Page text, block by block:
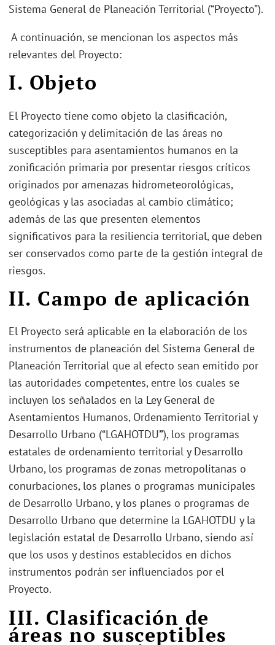
Sistema General de Planeación Territorial (“Proyecto”).
A continuación, se mencionan los aspectos más
relevantes del Proyecto:
I. Objeto
El Proyecto tiene como objeto la clasificación,
categorización y delimitación de las áreas no
susceptibles para asentamientos humanos en la
zonificación primaria por presentar riesgos críticos
originados por amenazas hidrometeorológicas,
geológicas y las asociadas al cambio climático;
además de las que presenten elementos
significativos para la resiliencia territorial, que deben
ser conservados como parte de la gestión integral de
riesgos.
II. Campo de aplicación
El Proyecto será aplicable en la elaboración de los
instrumentos de planeación del Sistema General de
Planeación Territorial que al efecto sean emitido por
las autoridades competentes, entre los cuales se
incluyen los señalados en la Ley General de
Asentamientos Humanos, Ordenamiento Territorial y
Desarrollo Urbano (“LGAHOTDU”), los programas
estatales de ordenamiento territorial y Desarrollo
Urbano, los programas de zonas metropolitanas o
conurbaciones, los planes o programas municipales
de Desarrollo Urbano, y los planes o programas de
Desarrollo Urbano que determine la LGAHOTDU y la
legislación estatal de Desarrollo Urbano, siendo así
que los usos y destinos establecidos en dichos
instrumentos podrán ser influenciados por el
Proyecto.
III. Clasificación de
áreas no susceptibles